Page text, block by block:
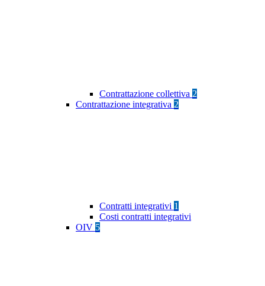
Contrattazione collettiva 2
Contrattazione integrativa 2
Contratti integrativi 1
Costi contratti integrativi
OIV 5